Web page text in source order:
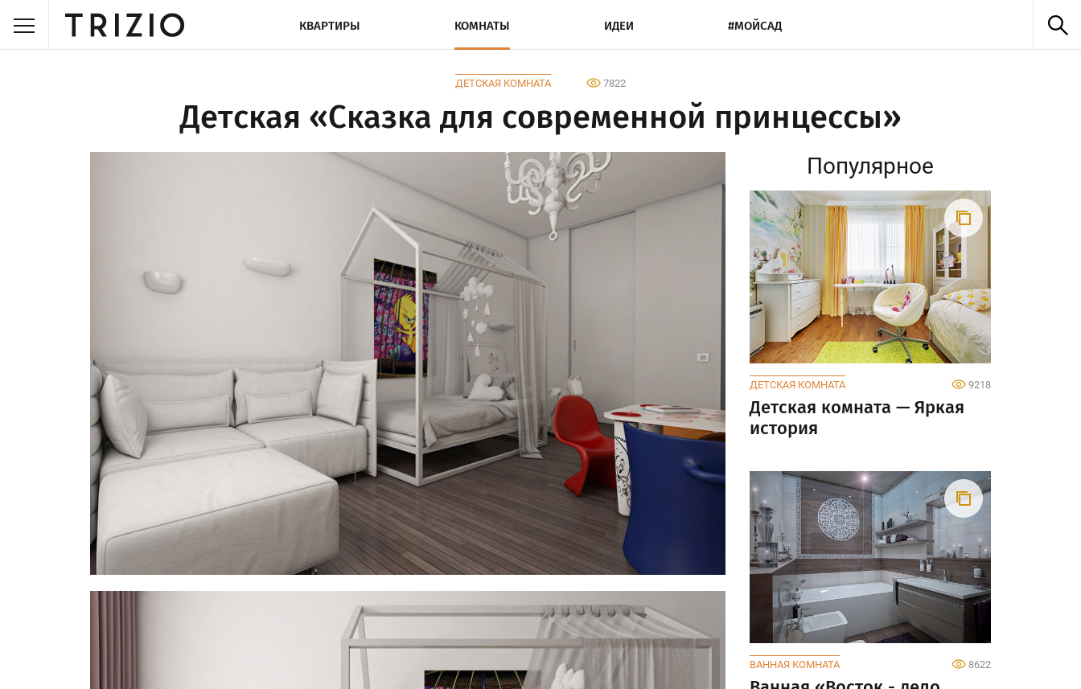
КВАРТИРЫ КОМНАТЫ ИДЕИ #МОЙСАД
ДЕТСКАЯ КОМНАТА 7822
Детская «Сказка для современной принцессы»
Популярное
ДЕТСКАЯ КОМНАТА 9218
Детская комната — Яркая
история
ВАННАЯ КОМНАТА 8622